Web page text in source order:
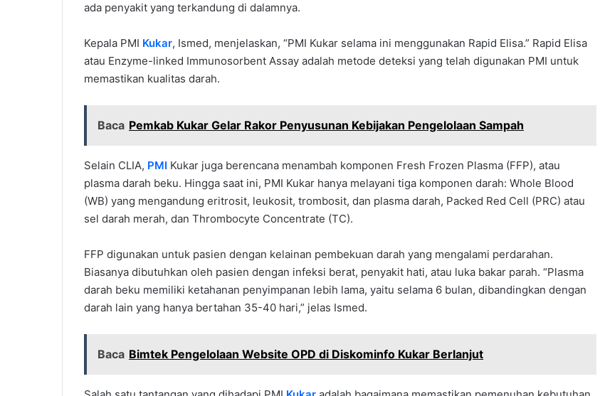
ada penyakit yang terkandung di dalamnya.
Kepala PMI Kukar, Ismed, menjelaskan, “PMI Kukar selama ini menggunakan Rapid Elisa.” Rapid Elisa
atau Enzyme-linked Immunosorbent Assay adalah metode deteksi yang telah digunakan PMI untuk
memastikan kualitas darah.
Baca Pemkab Kukar Gelar Rakor Penyusunan Kebijakan Pengelolaan Sampah
Selain CLIA, PMI Kukar juga berencana menambah komponen Fresh Frozen Plasma (FFP), atau
plasma darah beku. Hingga saat ini, PMI Kukar hanya melayani tiga komponen darah: Whole Blood
(WB) yang mengandung eritrosit, leukosit, trombosit, dan plasma darah, Packed Red Cell (PRC) atau
sel darah merah, dan Thrombocyte Concentrate (TC).
FFP digunakan untuk pasien dengan kelainan pembekuan darah yang mengalami perdarahan.
Biasanya dibutuhkan oleh pasien dengan infeksi berat, penyakit hati, atau luka bakar parah. “Plasma
darah beku memiliki ketahanan penyimpanan lebih lama, yaitu selama 6 bulan, dibandingkan dengan
darah lain yang hanya bertahan 35-40 hari,” jelas Ismed.
Baca Bimtek Pengelolaan Website OPD di Diskominfo Kukar Berlanjut